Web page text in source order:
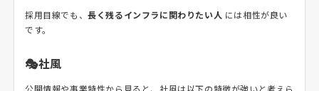
採用目線でも、長く残るインフラに関わりたい人 には相性が良い
です。
🎭社風
公開情報や事業特性から見ると、社風は以下の特徴が強いと考えら